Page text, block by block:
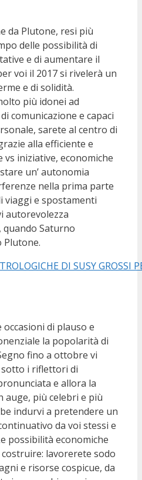
da Plutone, resi più
delle possibilità di
e di aumentare il
voi il 2017 si rivelerà un
e di solidità.
più idonei ad
comunicazione e capaci
sarete al centro di
alla efficiente e
vs iniziative, economiche
un’ autonomia
nella prima parte
viaggi e spostamenti
autorevolezza
Saturno
di plauso e
la popolarità di
fino a ottobre vi
i riflettori di
e allora la
auge, più celebri e più
indurvi a pretendere un
da voi stessi e
possibilità economiche
lavorerete sodo
e risorse cospicue, da